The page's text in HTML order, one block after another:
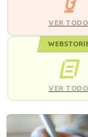
VER
VER